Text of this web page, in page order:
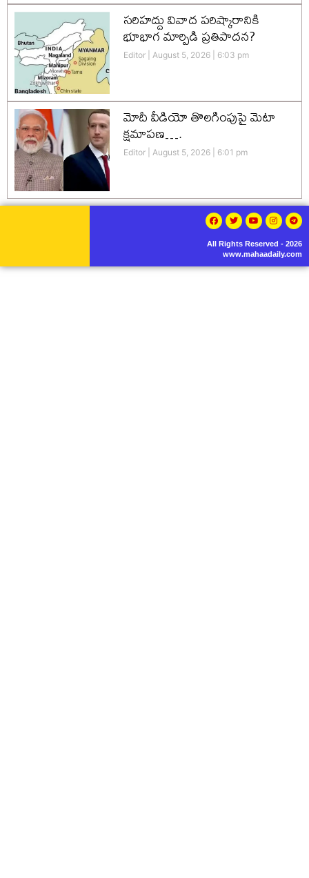
సరిహద్దు వివాద పరిష్కారానికి
భూభాగ మార్పిడి ప్రతిపాదన?
Editor August 5, 2026 6:03 pm
మోదీ వీడియో తొలగింపుపై మెటా
క్షమాపణ….
Editor August 5, 2026 6:01 pm
All Rights Reserved - 2026
www.mahaadaily.com